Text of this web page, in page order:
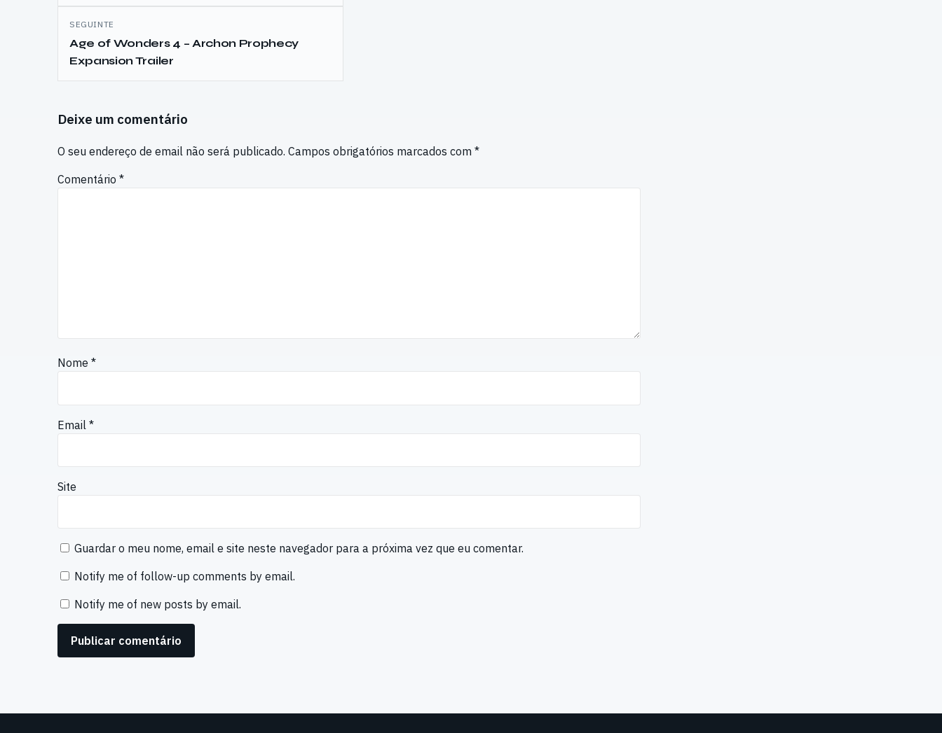
artigos
SEGUINTE
Age of Wonders 4 – Archon Prophecy
Expansion Trailer
Deixe um comentário
O seu endereço de email não será publicado. Campos obrigatórios marcados com *
Comentário *
Nome *
Email *
Site
Guardar o meu nome, email e site neste navegador para a próxima vez que eu comentar.
Notify me of follow-up comments by email.
Notify me of new posts by email.